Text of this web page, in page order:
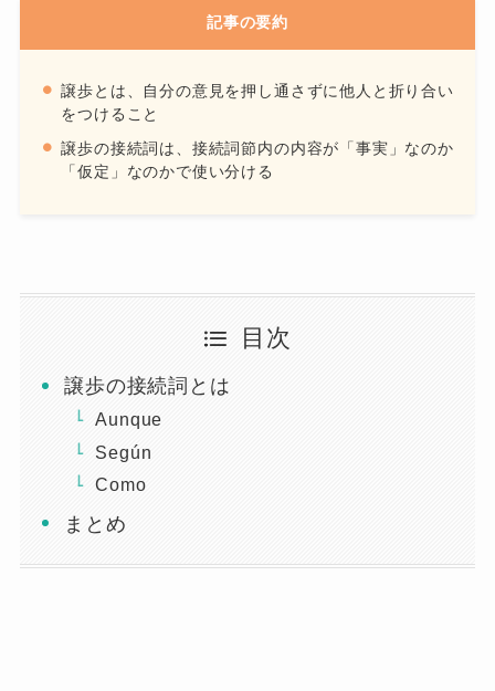
記事の要約
譲歩とは、自分の意見を押し通さずに他人と折り合い
をつけること
譲歩の接続詞は、接続詞節内の内容が「事実」なのか
「仮定」なのかで使い分ける
目次
譲歩の接続詞とは
Aunque
Según
Como
まとめ